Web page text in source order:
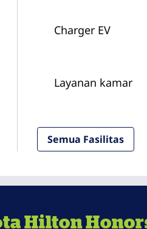
Charger EV
Layanan kamar
Semua Fasilitas
Hilton